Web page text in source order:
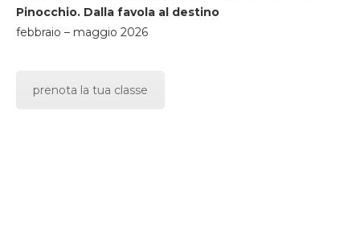
Pinocchio. Dalla favola al destino
febbraio – maggio 2026
prenota la tua classe